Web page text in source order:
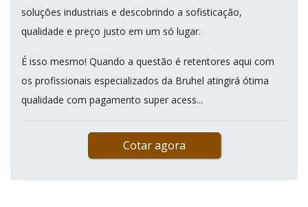
soluções industriais e descobrindo a sofisticação,
qualidade e preço justo em um só lugar.
É isso mesmo! Quando a questão é retentores aqui com
os profissionais especializados da Bruhel atingirá ótima
qualidade com pagamento super acess...
Cotar agora